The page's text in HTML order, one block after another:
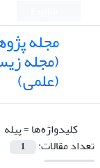
مجله
(مجله
(علمی)
کلیدواژه‌ها =پیله
تعداد مقالات:
1